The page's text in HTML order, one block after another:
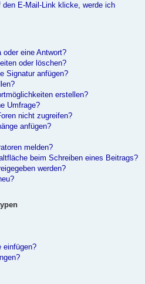
E-Mail-Link klicke, werde ich
eine Antwort?
oder löschen?
Signatur anfügen?
erstellen?
Umfrage?
nicht zugreifen?
anfügen?
melden?
beim Schreiben eines Beitrags?
werden?
einfügen?